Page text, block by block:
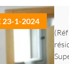
23-1-2024